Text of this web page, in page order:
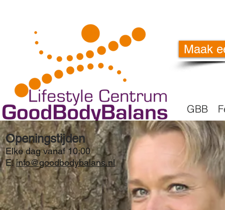
Maak
GBB
Openingstijden
Elke dag vanaf 10:00
E.info@goodbodybalans.nl